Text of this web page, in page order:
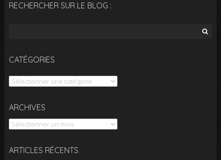
RECHERCHER SUR LE BLOG :
CATÉGORIES
Catégories
ARCHIVES
Archives
ARTICLES RÉCENTS